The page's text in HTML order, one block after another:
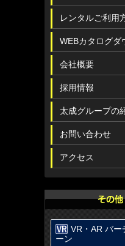
レンタルご利用
WEBカタログダ
会社概要
採用情報
太成グループの
お問い合わせ
アクセス
VR・AR バー
ーン